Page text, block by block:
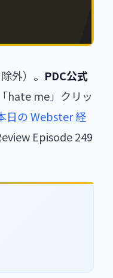
外）。 PDC公式
hate me」クリッ
日の Webster 経
Episode 249